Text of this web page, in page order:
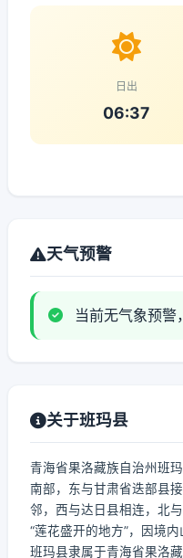
日出
06:37
天气预警
当前无气象预警
关于班玛县
青海省果洛藏族自治州班
南部，东与甘肃省迭部县
邻，西与达日县相连，北
“莲花盛开的地方”，因境内
班玛县隶属于青海省果洛